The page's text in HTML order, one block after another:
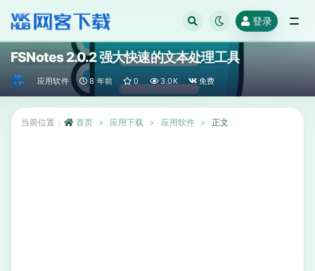
登录
FSNotes 2.0.2 强大快速的文本处理工具
应用软件 8 年前 0 3.0K 免费
当前位置： 首页 应用下载 应用软件 正文
全部